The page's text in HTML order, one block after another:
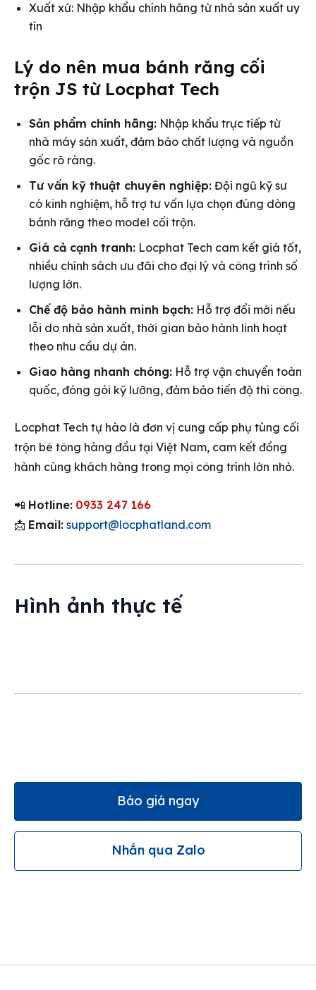
Xuất xứ: Nhập khẩu chính hãng từ nhà sản xuất uy
tín
Lý do nên mua bánh răng cối
trộn JS từ Locphat Tech
Sản phẩm chính hãng: Nhập khẩu trực tiếp từ
nhà máy sản xuất, đảm bảo chất lượng và nguồn
gốc rõ ràng.
Tư vấn kỹ thuật chuyên nghiệp: Đội ngũ kỹ sư
có kinh nghiệm, hỗ trợ tư vấn lựa chọn đúng dòng
bánh răng theo model cối trộn.
Giá cả cạnh tranh: Locphat Tech cam kết giá tốt,
nhiều chính sách ưu đãi cho đại lý và công trình số
lượng lớn.
Chế độ bảo hành minh bạch: Hỗ trợ đổi mới nếu
lỗi do nhà sản xuất, thời gian bảo hành linh hoạt
theo nhu cầu dự án.
Giao hàng nhanh chóng: Hỗ trợ vận chuyển toàn
quốc, đóng gói kỹ lưỡng, đảm bảo tiến độ thi công.
Locphat Tech tự hào là đơn vị cung cấp phụ tùng cối
trộn bê tông hàng đầu tại Việt Nam, cam kết đồng
hành cùng khách hàng trong mọi công trình lớn nhỏ.
📲 Hotline: 0933 247 166
📩 Email: support@locphatland.com
Hình ảnh thực tế
Báo giá ngay
Nhắn qua Zalo